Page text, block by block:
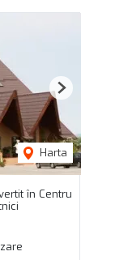
Harta
Next
în Centru